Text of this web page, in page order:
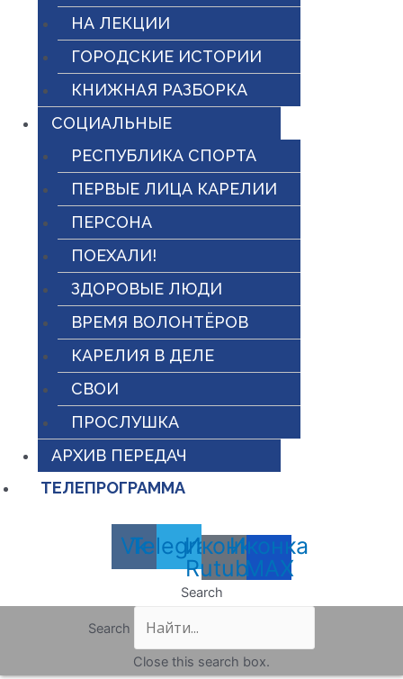
НА ЛЕКЦИИ
ГОРОДСКИЕ ИСТОРИИ
КНИЖНАЯ РАЗБОРКА
СОЦИАЛЬНЫЕ
РЕСПУБЛИКА СПОРТА
ПЕРВЫЕ ЛИЦА КАРЕЛИИ
ПЕРСОНА
ПОЕХАЛИ!
ЗДОРОВЫЕ ЛЮДИ
ВРЕМЯ ВОЛОНТЁРОВ
КАРЕЛИЯ В ДЕЛЕ
СВОИ
ПРОСЛУШКА
АРХИВ ПЕРЕДАЧ
ТЕЛЕПРОГРАММА
Vk
Telegram
Иконка
Rutube
Иконка
MAX
Search
Search
Close this search box.